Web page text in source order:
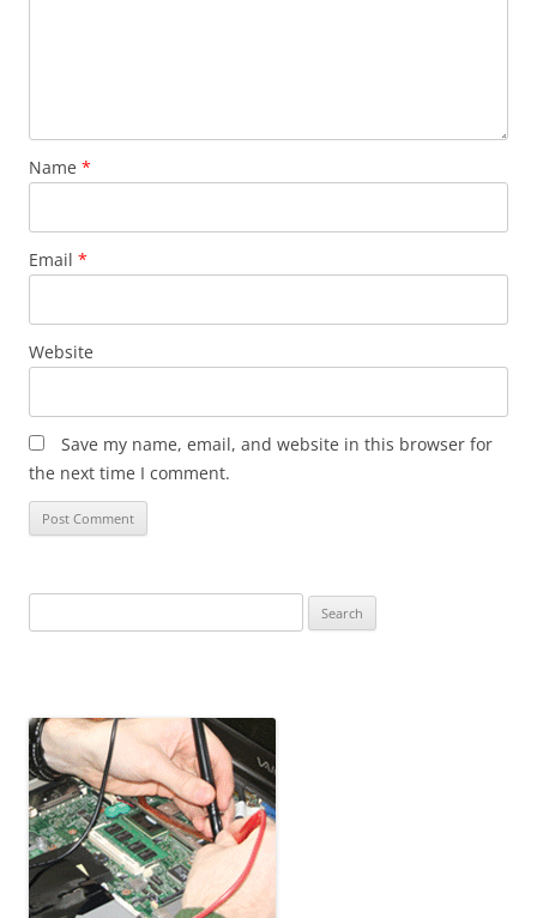
Name *
Email *
Website
Save my name, email, and website in this browser for
the next time I comment.
for: